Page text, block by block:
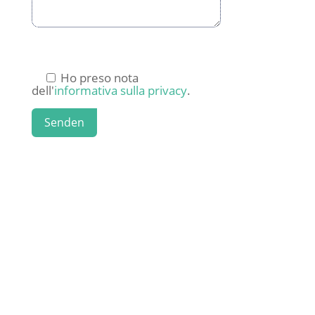
Ho preso nota
dell'informativa sulla privacy.
Senden